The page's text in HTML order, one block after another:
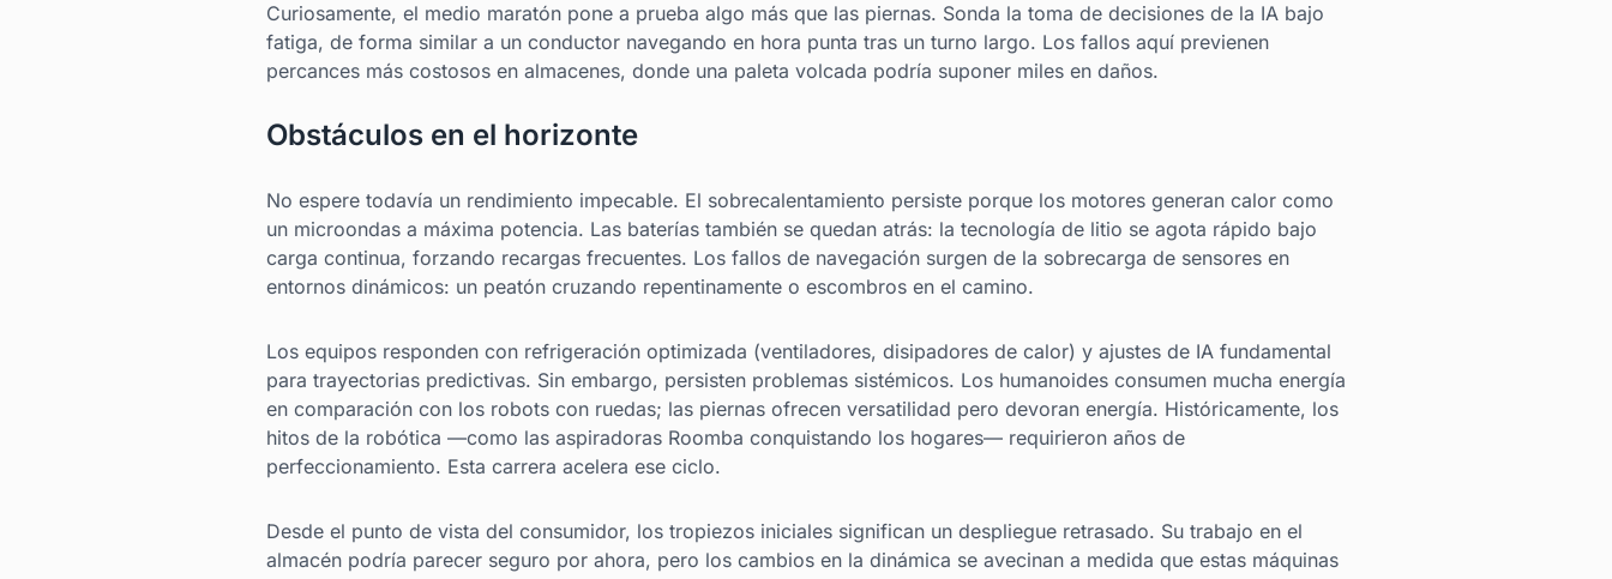
Curiosamente, el medio maratón pone a prueba algo más que las piernas. Sonda la toma de decisiones de la IA bajo
fatiga, de forma similar a un conductor navegando en hora punta tras un turno largo. Los fallos aquí previenen
percances más costosos en almacenes, donde una paleta volcada podría suponer miles en daños.
Obstáculos en el horizonte
No espere todavía un rendimiento impecable. El sobrecalentamiento persiste porque los motores generan calor como
un microondas a máxima potencia. Las baterías también se quedan atrás: la tecnología de litio se agota rápido bajo
carga continua, forzando recargas frecuentes. Los fallos de navegación surgen de la sobrecarga de sensores en
entornos dinámicos: un peatón cruzando repentinamente o escombros en el camino.
Los equipos responden con refrigeración optimizada (ventiladores, disipadores de calor) y ajustes de IA fundamental
para trayectorias predictivas. Sin embargo, persisten problemas sistémicos. Los humanoides consumen mucha energía
en comparación con los robots con ruedas; las piernas ofrecen versatilidad pero devoran energía. Históricamente, los
hitos de la robótica —como las aspiradoras Roomba conquistando los hogares— requirieron años de
perfeccionamiento. Esta carrera acelera ese ciclo.
Desde el punto de vista del consumidor, los tropiezos iniciales significan un despliegue retrasado. Su trabajo en el
almacén podría parecer seguro por ahora, pero los cambios en la dinámica se avecinan a medida que estas máquinas